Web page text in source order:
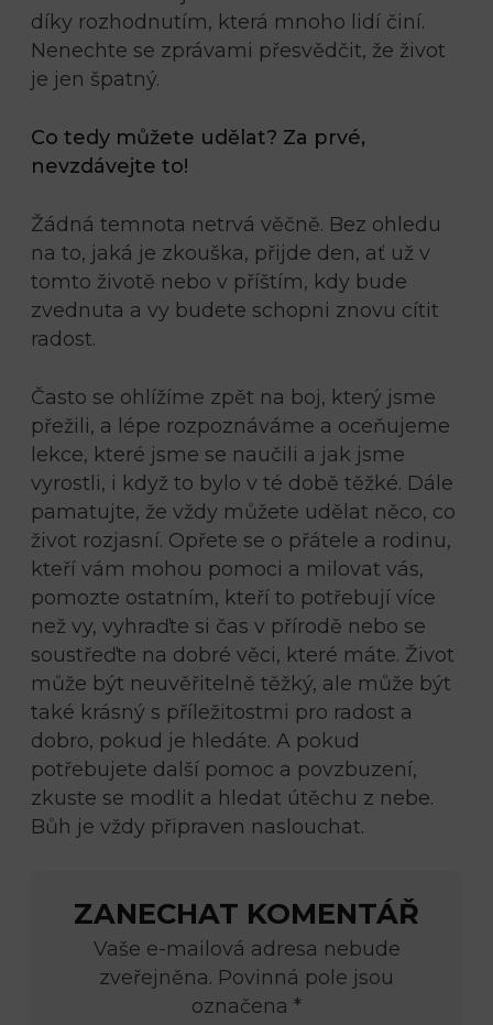
díky rozhodnutím, která mnoho lidí činí.
Nenechte se zprávami přesvědčit, že život
je jen špatný.
Co tedy můžete udělat? Za prvé,
nevzdávejte to!
Žádná temnota netrvá věčně. Bez ohledu
na to, jaká je zkouška, přijde den, ať už v
tomto životě nebo v příštím, kdy bude
zvednuta a vy budete schopni znovu cítit
radost.
Často se ohlížíme zpět na boj, který jsme
přežili, a lépe rozpoznáváme a oceňujeme
lekce, které jsme se naučili a jak jsme
vyrostli, i když to bylo v té době těžké. Dále
pamatujte, že vždy můžete udělat něco, co
život rozjasní. Opřete se o přátele a rodinu,
kteří vám mohou pomoci a milovat vás,
pomozte ostatním, kteří to potřebují více
než vy, vyhraďte si čas v přírodě nebo se
soustřeďte na dobré věci, které máte. Život
může být neuvěřitelně těžký, ale může být
také krásný s příležitostmi pro radost a
dobro, pokud je hledáte. A pokud
potřebujete další pomoc a povzbuzení,
zkuste se modlit a hledat útěchu z nebe.
Bůh je vždy připraven naslouchat.
ZANECHAT KOMENTÁŘ
Vaše e-mailová adresa nebude
zveřejněna. Povinná pole jsou
označena *